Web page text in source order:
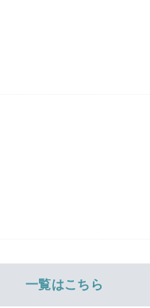
一覧はこちら